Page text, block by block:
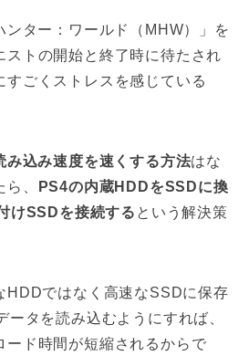
ンター：ワールド（MHW）」を
ストの開始と終了時に待たされ
すごくストレスを感じている
み込み速度を速くする方法はな
、
PS4の内蔵HDDをSSDに換
けSSDを接続する という解決策
HDDではなく高速なSSDに保存
ータを読み込むようにすれば、
ード時間が短縮されるからで